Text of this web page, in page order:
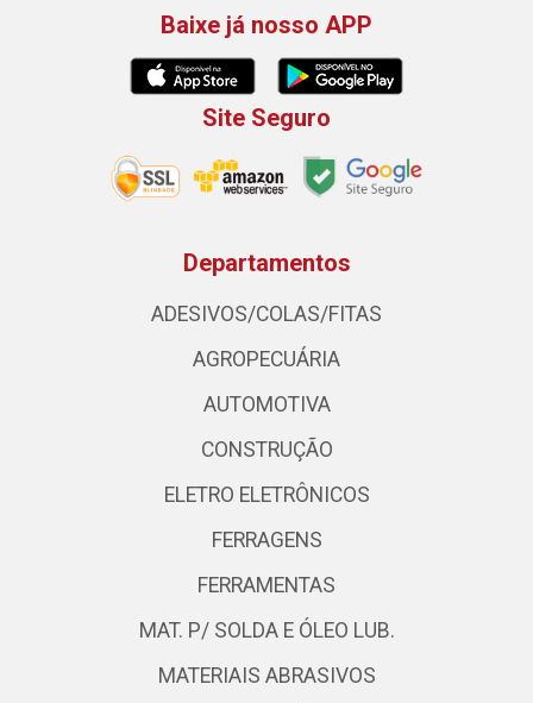
Baixe já nosso APP
Site Seguro
Departamentos
ADESIVOS/COLAS/FITAS
AGROPECUÁRIA
AUTOMOTIVA
CONSTRUÇÃO
ELETRO ELETRÔNICOS
FERRAGENS
FERRAMENTAS
MAT. P/ SOLDA E ÓLEO LUB.
MATERIAIS ABRASIVOS